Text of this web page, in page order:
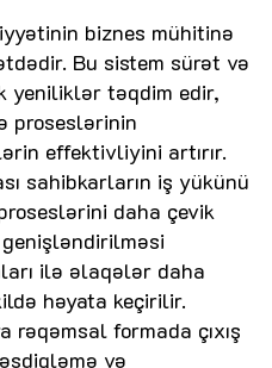
biznes mühitinə
Bu sistem sürət və
yeniliklər təqdim edir,
proseslərinin
effektivliyini artırır.
sahibkarların iş yükünü
daha çevik
ilə əlaqələr daha
həyata keçirilir.
formada çıxış
və